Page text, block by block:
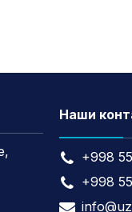
Наши
+998
+998